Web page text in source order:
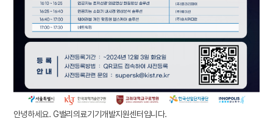
안녕하세요. G밸리의료기기개발지원센터입니다.